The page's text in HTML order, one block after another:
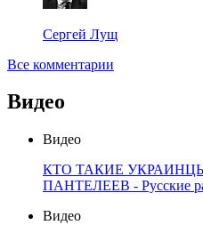
Сергей Лущ
Все комментарии
Видео
Видео
КТО ТАКИЕ УКРАИНЦЫ
ПАНТЕЛЕЕВ - Русские
Видео